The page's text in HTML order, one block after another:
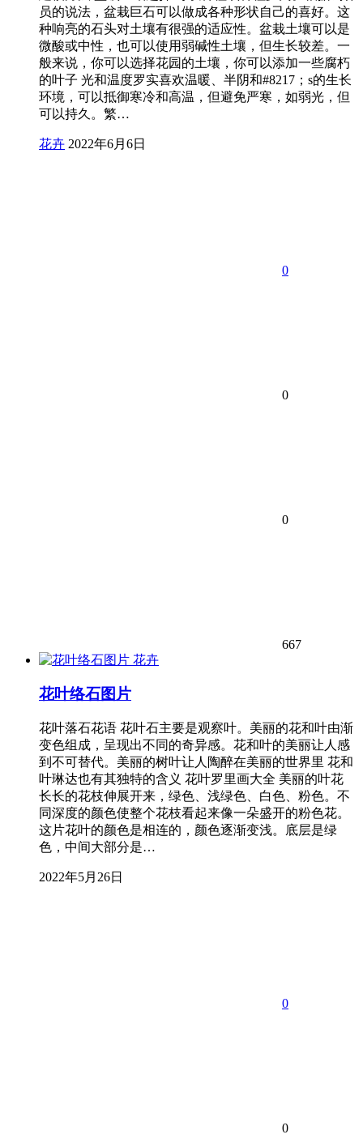
员的说法，盆栽巨石可以做成各种形状自己的喜好。这
种响亮的石头对土壤有很强的适应性。盆栽土壤可以是
微酸或中性，也可以使用弱碱性土壤，但生长较差。一
般来说，你可以选择花园的土壤，你可以添加一些腐朽
的叶子 光和温度罗实喜欢温暖、半阴和#8217；s的生长
环境，可以抵御寒冷和高温，但避免严寒，如弱光，但
可以持久。繁…
花卉 2022年6月6日
0
0
0
667
花卉
花叶络石图片
花叶落石花语 花叶石主要是观察叶。美丽的花和叶由渐
变色组成，呈现出不同的奇异感。花和叶的美丽让人感
到不可替代。美丽的树叶让人陶醉在美丽的世界里 花和
叶琳达也有其独特的含义 花叶罗里画大全 美丽的叶花
长长的花枝伸展开来，绿色、浅绿色、白色、粉色。不
同深度的颜色使整个花枝看起来像一朵盛开的粉色花。
这片花叶的颜色是相连的，颜色逐渐变浅。底层是绿
色，中间大部分是…
2022年5月26日
0
0